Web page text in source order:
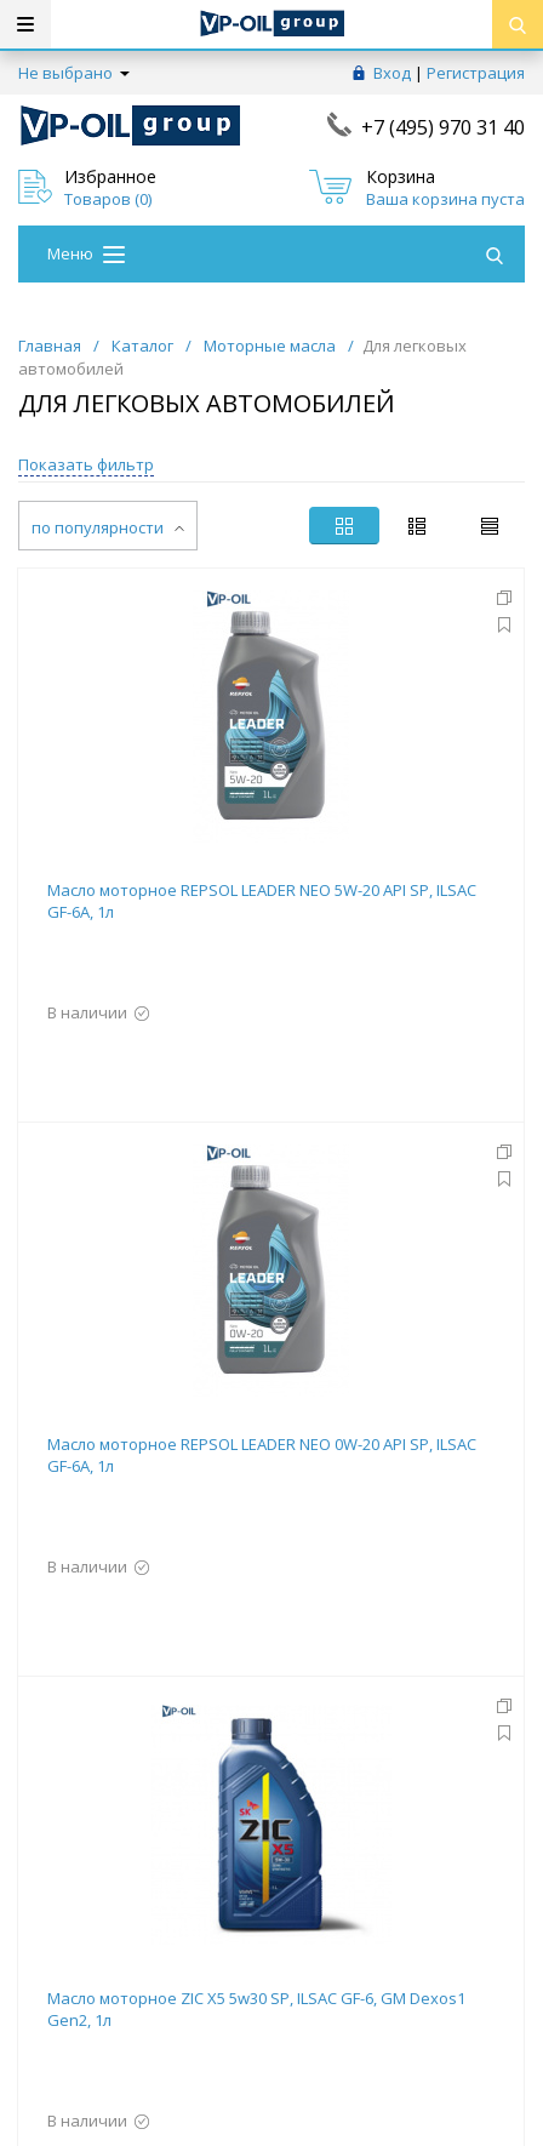
Не выбрано Вход | Регистрация
+7 (495) 970 31 40
Избранное
Товаров (0)
Корзина
Ваша корзина пуста
Меню
Главная / Каталог / Моторные масла / Для легковых
автомобилей
ДЛЯ ЛЕГКОВЫХ АВТОМОБИЛЕЙ
Показать фильтр
по популярности
Масло моторное REPSOL LEADER NEO 5W-20 API SP, ILSAC
GF-6A, 1л
В наличии
Масло моторное REPSOL LEADER NEO 0W-20 API SP, ILSAC
GF-6A, 1л
В наличии
Масло моторное ZIC X5 5w30 SP, ILSAC GF-6, GM Dexos1
Gen2, 1л
В наличии